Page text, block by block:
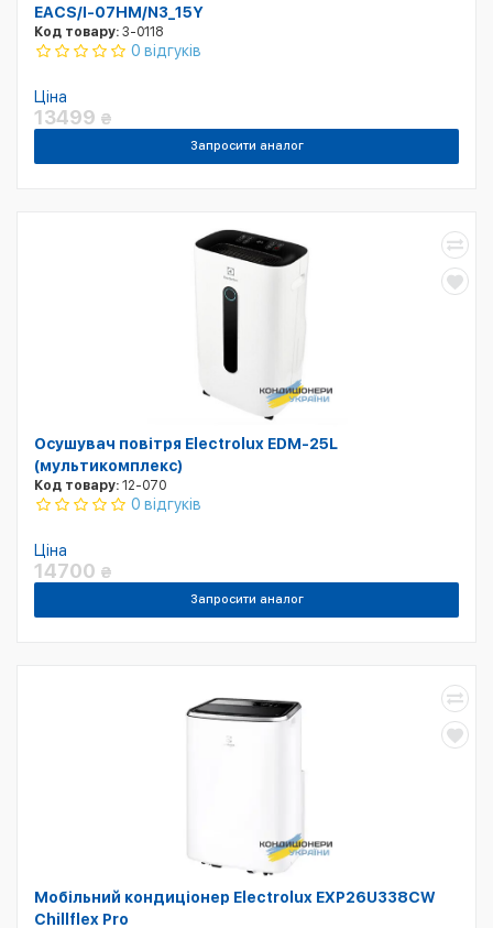
EACS/I-07HM/N3_15Y
Код товару: 3-0118
0 відгуків
Ціна
13499 ₴
Запросити аналог
Осушувач повітря Electrolux EDM-25L
(мультикомплекс)
Код товару: 12-070
0 відгуків
Ціна
14700 ₴
Запросити аналог
Мобільний кондиціонер Electrolux EXP26U338CW
Chillflex Pro